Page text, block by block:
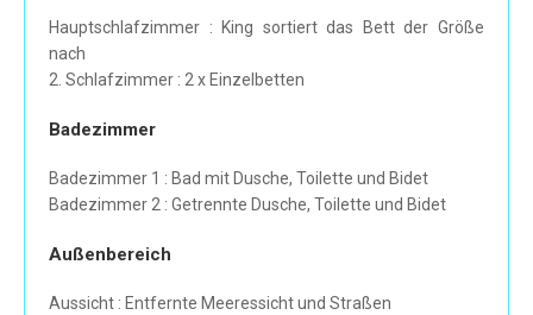
Hauptschlafzimmer : King sortiert das Bett der Größe
nach
2. Schlafzimmer : 2 x Einzelbetten
Badezimmer
Badezimmer 1 : Bad mit Dusche, Toilette und Bidet
Badezimmer 2 : Getrennte Dusche, Toilette und Bidet
Außenbereich
Aussicht : Entfernte Meeressicht und Straßen